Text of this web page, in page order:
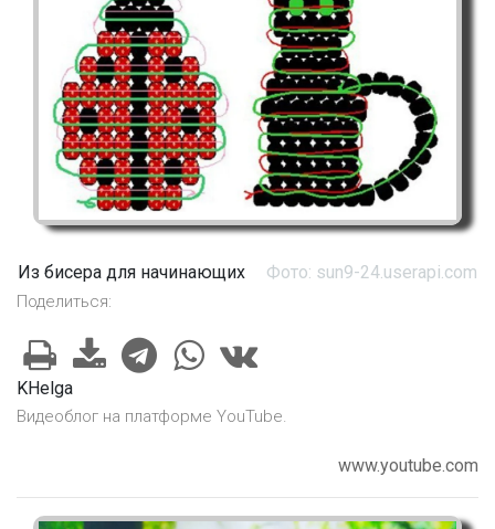
Из бисера для начинающих Фото: sun9-24.userapi.com
Поделиться:
KHelga
Видеоблог на платформе YouTube.
www.youtube.com